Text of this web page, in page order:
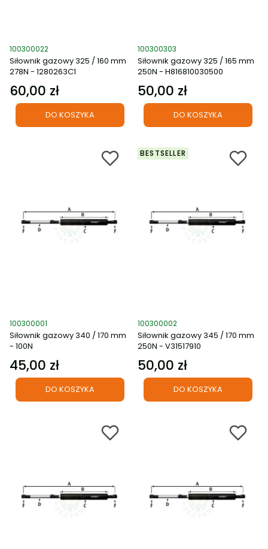
Kod produktu
100300022
Siłownik gazowy 325 / 160 mm
278N - 1280263C1
Cena
60,00 zł
DO KOSZYKA
Kod produktu
100300303
Siłownik gazowy 325 / 165 mm
250N - H816810030500
Cena
50,00 zł
DO KOSZYKA
Kod produktu
100300001
Siłownik gazowy 340 / 170 mm
- 100N
Cena
45,00 zł
DO KOSZYKA
BESTSELLER
Kod produktu
100300002
Siłownik gazowy 345 / 170 mm
250N - V31517910
Cena
50,00 zł
DO KOSZYKA